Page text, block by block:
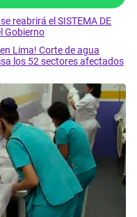
reabrirá el SISTEMA DE
Gobierno
Lima! Corte de agua
los 52 sectores afectados